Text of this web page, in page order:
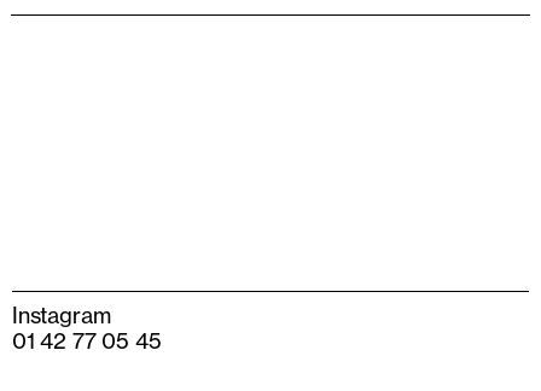
Instagram
01 42 77 05 45